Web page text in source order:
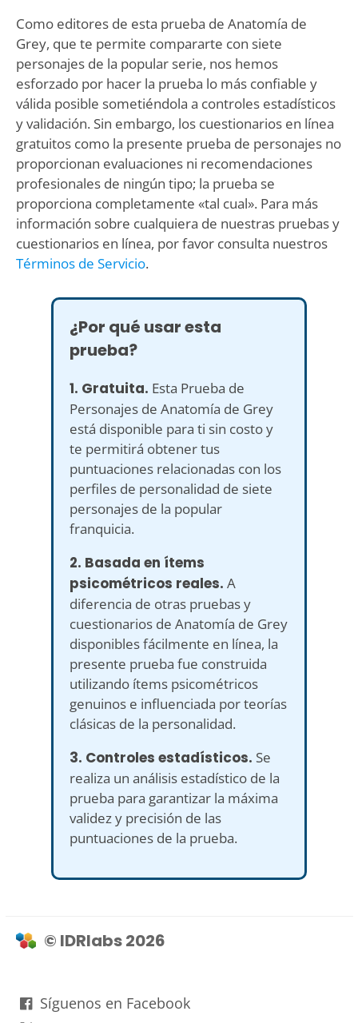
Como editores de esta prueba de Anatomía de
Grey, que te permite compararte con siete
personajes de la popular serie, nos hemos
esforzado por hacer la prueba lo más confiable y
válida posible sometiéndola a controles estadísticos
y validación. Sin embargo, los cuestionarios en línea
gratuitos como la presente prueba de personajes no
proporcionan evaluaciones ni recomendaciones
profesionales de ningún tipo; la prueba se
proporciona completamente «tal cual». Para más
información sobre cualquiera de nuestras pruebas y
cuestionarios en línea, por favor consulta nuestros
Términos de Servicio.
¿Por qué usar esta
prueba?
1. Gratuita. Esta Prueba de
Personajes de Anatomía de Grey
está disponible para ti sin costo y
te permitirá obtener tus
puntuaciones relacionadas con los
perfiles de personalidad de siete
personajes de la popular
franquicia.
2. Basada en ítems
psicométricos reales. A
diferencia de otras pruebas y
cuestionarios de Anatomía de Grey
disponibles fácilmente en línea, la
presente prueba fue construida
utilizando ítems psicométricos
genuinos e influenciada por teorías
clásicas de la personalidad.
3. Controles estadísticos. Se
realiza un análisis estadístico de la
prueba para garantizar la máxima
validez y precisión de las
puntuaciones de la prueba.
© IDRlabs 2026
Síguenos en Facebook